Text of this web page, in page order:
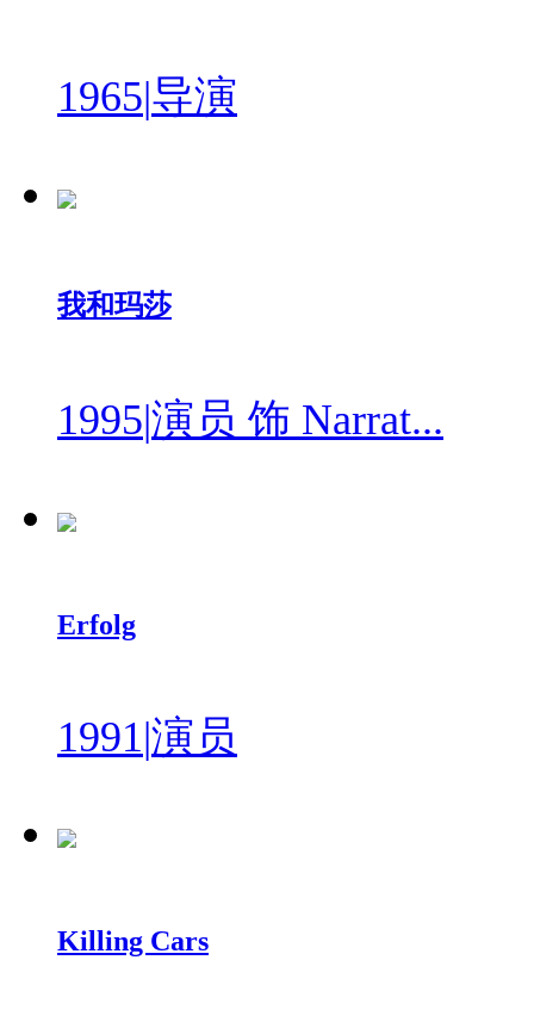
1965|导演
我和玛莎
1995|演员 饰 Narrat...
Erfolg
1991|演员
Killing Cars